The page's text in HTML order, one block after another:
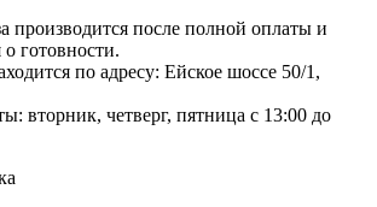
производится после полной оплаты и
готовности.
по адресу: Ейское шоссе 50/1,
вторник, четверг, пятница с 13:00 до